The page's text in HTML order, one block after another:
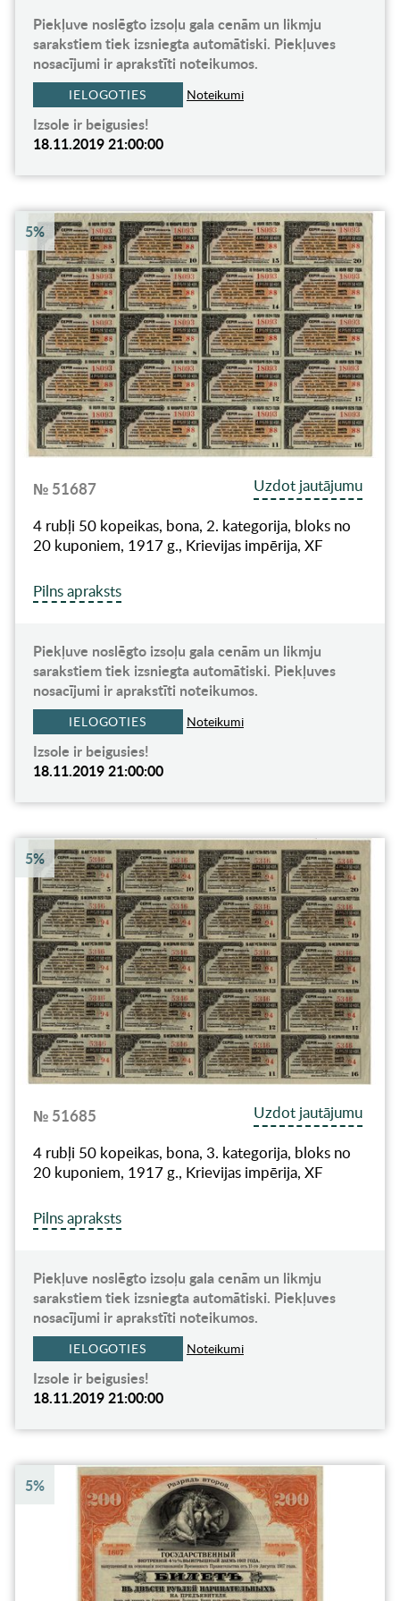
Piekļuve noslēgto izsoļu gala cenām un likmju
sarakstiem tiek izsniegta automātiski. Piekļuves
nosacījumi ir aprakstīti noteikumos.
IELOGOTIES Noteikumi
Izsole ir beigusies!
18.11.2019 21:00:00
5%
№ 51687
Uzdot jautājumu
4 rubļi 50 kopeikas, bona, 2. kategorija, bloks no
20 kuponiem, 1917 g., Krievijas impērija, XF
Pilns apraksts
Piekļuve noslēgto izsoļu gala cenām un likmju
sarakstiem tiek izsniegta automātiski. Piekļuves
nosacījumi ir aprakstīti noteikumos.
IELOGOTIES Noteikumi
Izsole ir beigusies!
18.11.2019 21:00:00
5%
№ 51685
Uzdot jautājumu
4 rubļi 50 kopeikas, bona, 3. kategorija, bloks no
20 kuponiem, 1917 g., Krievijas impērija, XF
Pilns apraksts
Piekļuve noslēgto izsoļu gala cenām un likmju
sarakstiem tiek izsniegta automātiski. Piekļuves
nosacījumi ir aprakstīti noteikumos.
IELOGOTIES Noteikumi
Izsole ir beigusies!
18.11.2019 21:00:00
5%